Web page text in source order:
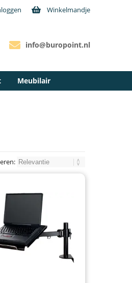
Winkelmandje
info@buropoint.nl
Meubilair